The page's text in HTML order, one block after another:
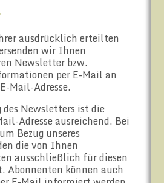
ausdrücklich erteilten
wir Ihnen
Newsletter bzw.
per E-Mail an
Mail-Adresse.
Newsletters ist die
Adresse ausreichend. Bei
Bezug unseres
die von Ihnen
ausschließlich für diesen
Abonnenten können auch